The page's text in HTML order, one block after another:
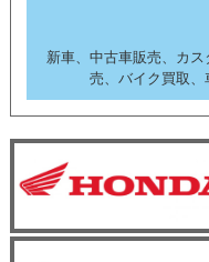
新車、中古車販売、カ
売、バイク買取